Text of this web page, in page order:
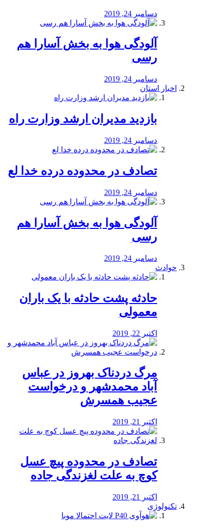
دسامبر 24, 2019
آلودگی هوا به بخش آسارا هم
رسی
دسامبر 24, 2019
اخبار استان
بازدید مدیران ارشد وزارت راه
دسامبر 24, 2019
تصادف در محدوده درده خدا لع
دسامبر 24, 2019
آلودگی هوا به بخش آسارا هم
رسی
دسامبر 24, 2019
حوادث
️حادثه پشت حادثه با یک باران
معمولی
اکتبر 22, 2019
مرگ دردناک بهروز در عباس
آباد محمدشهر و درخواست
عجیب همسرش
اکتبر 21, 2019
تصادف در محدوده پیچ عسل
کوچ به علت لغزندگی جاده
اکتبر 21, 2019
تکنولوژی